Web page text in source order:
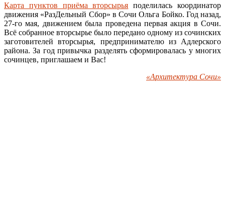
Карта пунктов приёма вторсырья поделилась координатор
движения «РазДельный Сбор» в Сочи Ольга Бойко. Год назад,
27-го мая, движением была проведена первая акция в Сочи.
Всё собранное вторсырье было передано одному из сочинских
заготовителей вторсырья, предпринимателю из Адлерского
района. За год привычка разделять сформировалась у многих
сочинцев, приглашаем и Вас!
«Архитектура Сочи»